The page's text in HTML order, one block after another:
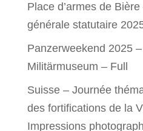
Place d’armes de
générale statutaire
Panzerweekend 2025
Militärmuseum – Full
Suisse – Journée
des fortifications de la
Impressions